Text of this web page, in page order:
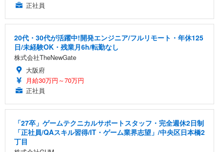
正社員
20代・30代が活躍中!開発エンジニア/フルリモート・年休125
日/未経験OK・残業月6h/転勤なし
株式会社TheNewGate
大阪府
月給30万円～70万円
正社員
「27卒」ゲームテクニカルサポートスタッフ・完全週休2日制
「正社員/QAスキル習得/IT・ゲーム業界志望」/中央区日本橋2
丁目